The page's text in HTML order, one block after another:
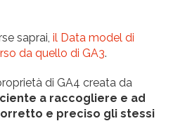
saprai, il Data model di
da quello di GA3.
di GA4 creata da
a raccogliere e ad
e preciso gli stessi